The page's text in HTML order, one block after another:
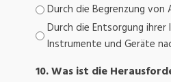
Durch die Begrenzung von
Durch die Entsorgung
Instrumente und Geräte
10. Was ist die